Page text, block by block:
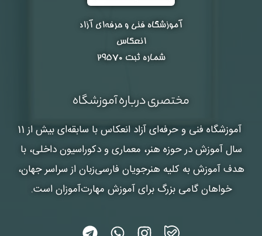
آموزشگاه فنی و حرفه‌ای آزاد
انعکاس
شماره ثبت ۲۹۵۷۰
مختصری درباره آموزشگاه
آموزشگاه فنی و حرفه‌ای آزاد انعکاس
با سابقه‌ای بیش از 11
سال آموزش در حوزه هنر، معماری و دکوراسیون داخلی، با
هدف آموزش به کلیه هنرجویان فارسی‌زبان از سراسر جهان،
خواهان گامی بزرگ برای آموزش مهارت‌آموزان است.